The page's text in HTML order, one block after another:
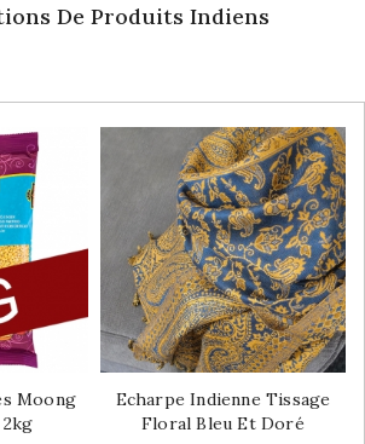
De Produits Indiens
Moong
Echarpe Indienne Tissage
Floral Bleu Et Doré